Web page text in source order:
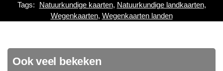
Tags:
Natuurkundige kaarten, Natuurkundige landkaarten,
Wegenkaarten, Wegenkaarten landen
Ook veel bekeken